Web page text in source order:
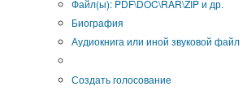
Файл(ы): PDF\DOC\RAR\ZIP и др.
Биография
Аудиокнига или иной звуковой файл
Создать голосование